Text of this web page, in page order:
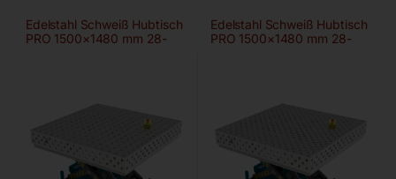
Edelstahl Schweiß Hubtisch
PRO 1500×1480 mm 28-
Edelstahl Schweiß Hubtisch
PRO 1500×1480 mm 28-